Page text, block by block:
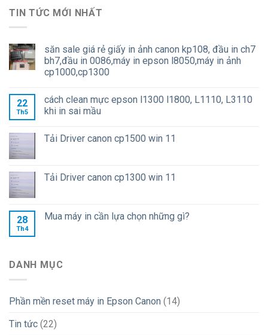
TIN TỨC MỚI NHẤT
săn sale giá rẻ giấy in ảnh canon kp108, đầu in ch7
bh7,đầu in 0086,máy in epson l8050,máy in ảnh
cp1000,cp1300
22
Th5
cách clean mực epson l1300 l1800, L1110, L3110
khi in sai mầu
Tải Driver canon cp1500 win 11
Tải Driver canon cp1300 win 11
28
Th4
Mua máy in cần lựa chọn những gì?
DANH MỤC
Phần mền reset máy in Epson Canon (14)
Tin tức (22)